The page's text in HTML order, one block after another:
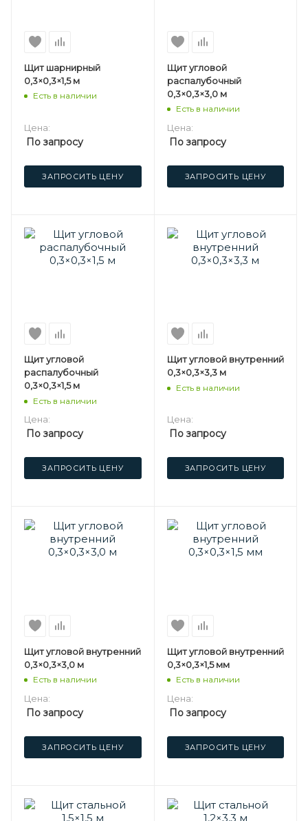
Щит шарнирный
0,3×0,3×1,5 м
Есть в наличии
Цена:
По запросу
ЗАПРОСИТЬ ЦЕНУ
Щит угловой
распалубочный
0,3×0,3×3,0 м
Есть в наличии
Цена:
По запросу
ЗАПРОСИТЬ ЦЕНУ
Щит угловой
распалубочный
0,3×0,3×1,5 м
Есть в наличии
Цена:
По запросу
ЗАПРОСИТЬ ЦЕНУ
Щит угловой внутренний
0,3×0,3×3,3 м
Есть в наличии
Цена:
По запросу
ЗАПРОСИТЬ ЦЕНУ
Щит угловой внутренний
0,3×0,3×3,0 м
Есть в наличии
Цена:
По запросу
ЗАПРОСИТЬ ЦЕНУ
Щит угловой внутренний
0,3×0,3×1,5 мм
Есть в наличии
Цена:
По запросу
ЗАПРОСИТЬ ЦЕНУ